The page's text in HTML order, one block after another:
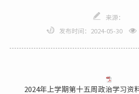
来源：
发布时间：2024-05-30
2024年上学期第十五周政治学习资